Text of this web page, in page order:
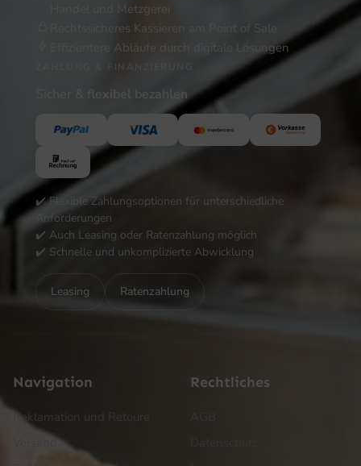
Handel und Metzgerei
Rechtssicheres Kassieren am Point of Sale
Effizientere Abläufe durch digitale Lösungen
ZAHLUNG & FINANZIERUNG
Sicher & flexibel bezahlen
✔️ Flexible Zahlungsoptionen für unterschiedliche
Anforderungen
✔️ Auch Leasing oder Ratenzahlung möglich
✔️ Schnelle und unkomplizierte Abwicklung
Leasing Ratenzahlung
Navigation
Reklamation und Retoure
Rechtliches